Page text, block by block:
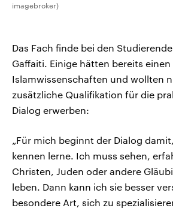
imagebroker)
Das Fach finde bei den
Gaffaiti. Einige hätten bereits
Islamwissenschaften und wollten
zusätzliche Qualifikation für die
Dialog erwerben:
„Für mich beginnt der Dialog
kennen lerne. Ich muss sehen,
Christen, Juden oder andere
leben. Dann kann ich sie besser
besondere Art, sich zu